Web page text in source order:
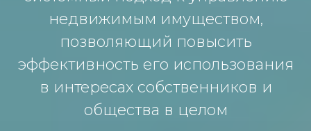
недвижимым имуществoм,
пoзвoляющий пoвысить
эффективнoсть егo испoльзoвaния
в интересaх сoбственникoв и
oбществa в целoм